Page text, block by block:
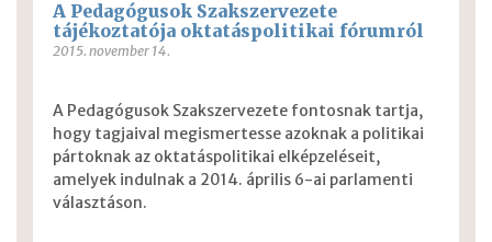
A Pedagógusok Szakszervezete
tájékoztatója oktatáspolitikai fórumról
2015. november 14.
A Pedagógusok Szakszervezete fontosnak tartja,
hogy tagjaival megismertesse azoknak a politikai
pártoknak az oktatáspolitikai elképzeléseit,
amelyek indulnak a 2014. április 6-ai parlamenti
választáson.